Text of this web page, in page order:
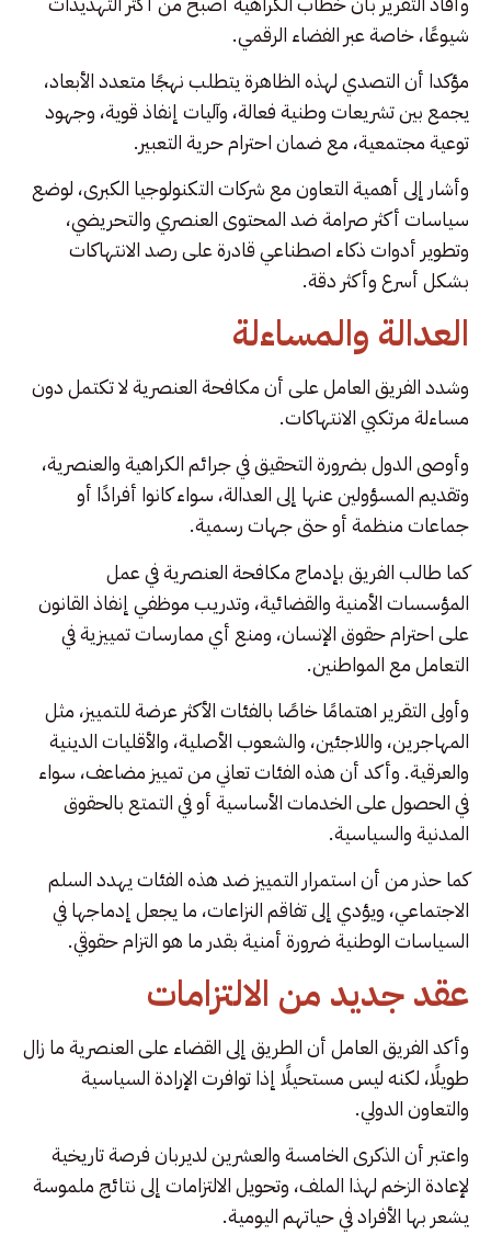
شيوعًا، خاصة عبر الفضاء الرقمي.
مؤكدا أن التصدي لهذه الظاهرة يتطلب نهجًا متعدد الأبعاد،
يجمع بين تشريعات وطنية فعالة، وآليات إنفاذ قوية، وجهود
توعية مجتمعية، مع ضمان احترام حرية التعبير.
وأشار إلى أهمية التعاون مع شركات التكنولوجيا الكبرى، لوضع
سياسات أكثر صرامة ضد المحتوى العنصري والتحريضي،
وتطوير أدوات ذكاء اصطناعي قادرة على رصد الانتهاكات
بشكل أسرع وأكثر دقة.
العدالة والمساءلة
وشدد الفريق العامل على أن مكافحة العنصرية لا تكتمل دون
مساءلة مرتكبي الانتهاكات.
وأوصى الدول بضرورة التحقيق في جرائم الكراهية والعنصرية،
وتقديم المسؤولين عنها إلى العدالة، سواء كانوا أفرادًا أو
جماعات منظمة أو حتى جهات رسمية.
كما طالب الفريق بإدماج مكافحة العنصرية في عمل
المؤسسات الأمنية والقضائية، وتدريب موظفي إنفاذ القانون
على احترام حقوق الإنسان، ومنع أي ممارسات تمييزية في
التعامل مع المواطنين.
وأولى التقرير اهتمامًا خاصًا بالفئات الأكثر عرضة للتمييز، مثل
المهاجرين، واللاجئين، والشعوب الأصلية، والأقليات الدينية
والعرقية. وأكد أن هذه الفئات تعاني من تمييز مضاعف، سواء
في الحصول على الخدمات الأساسية أو في التمتع بالحقوق
المدنية والسياسية.
كما حذر من أن استمرار التمييز ضد هذه الفئات يهدد السلم
الاجتماعي، ويؤدي إلى تفاقم النزاعات، ما يجعل إدماجها في
السياسات الوطنية ضرورة أمنية بقدر ما هو التزام حقوقي.
عقد جديد من الالتزامات
وأكد الفريق العامل أن الطريق إلى القضاء على العنصرية ما زال
طويلًا، لكنه ليس مستحيلًا إذا توافرت الإرادة السياسية
والتعاون الدولي.
واعتبر أن الذكرى الخامسة والعشرين لديربان فرصة تاريخية
لإعادة الزخم لهذا الملف، وتحويل الالتزامات إلى نتائج ملموسة
يشعر بها الأفراد في حياتهم اليومية.